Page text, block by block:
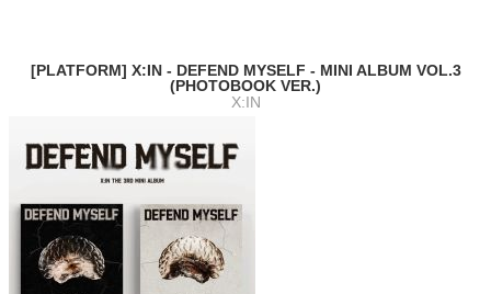
[PLATFORM] X:IN - DEFEND MYSELF - MINI ALBUM VOL.3
(PHOTOBOOK VER.)
X:IN